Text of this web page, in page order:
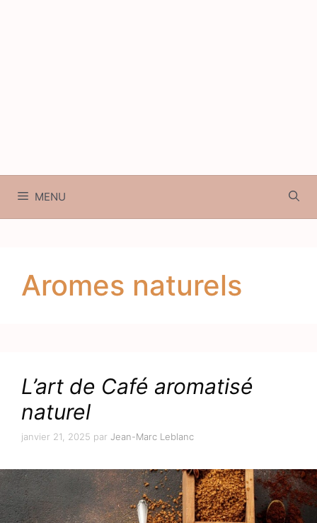
MENU
Aromes naturels
L’art de Café aromatisé
naturel
janvier 21, 2025 par Jean-Marc Leblanc